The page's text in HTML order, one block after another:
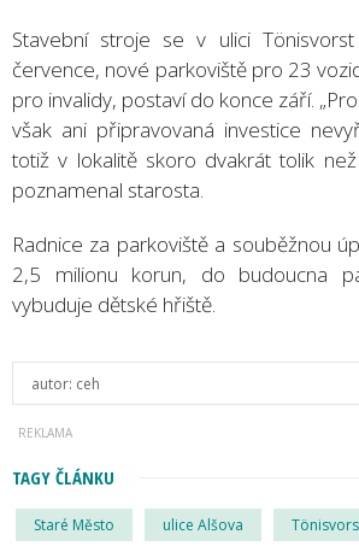
Stavební stroje se v ulici
července, nové parkoviště pro 23
pro invalidy, postaví do konce září.
však ani připravovaná investice
totiž v lokalitě skoro dvakrát tolik než
poznamenal starosta.
Radnice za parkoviště a souběžnou
2,5 milionu korun, do budoucna
vybuduje dětské hřiště.
autor: ceh
TAGY ČLÁNKU
Staré Město ulice Alšova